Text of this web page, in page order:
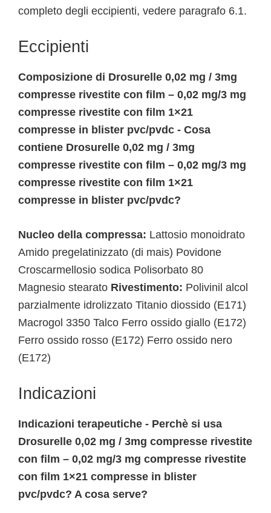
completo degli eccipienti, vedere paragrafo 6.1.
Eccipienti
Composizione di Drosurelle 0,02 mg / 3mg
compresse rivestite con film – 0,02 mg/3 mg
compresse rivestite con film 1×21
compresse in blister pvc/pvdc - Cosa
contiene Drosurelle 0,02 mg / 3mg
compresse rivestite con film – 0,02 mg/3 mg
compresse rivestite con film 1×21
compresse in blister pvc/pvdc?
Nucleo della compressa: Lattosio monoidrato
Amido pregelatinizzato (di mais) Povidone
Croscarmellosio sodica Polisorbato 80
Magnesio stearato Rivestimento: Polivinil alcol
parzialmente idrolizzato Titanio diossido (E171)
Macrogol 3350 Talco Ferro ossido giallo (E172)
Ferro ossido rosso (E172) Ferro ossido nero
(E172)
Indicazioni
Indicazioni terapeutiche - Perchè si usa
Drosurelle 0,02 mg / 3mg compresse rivestite
con film – 0,02 mg/3 mg compresse rivestite
con film 1×21 compresse in blister
pvc/pvdc? A cosa serve?